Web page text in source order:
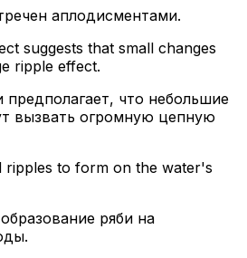
аплодисментами.
suggests that small changes
ripple effect.
предполагает, что небольшие
вызвать огромную цепную
ripples to form on the water's
ряби на